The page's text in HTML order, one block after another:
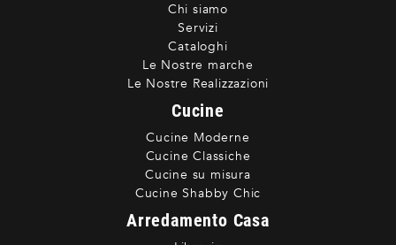
Chi siamo
Servizi
Cataloghi
Le Nostre marche
Le Nostre Realizzazioni
Cucine
Cucine Moderne
Cucine Classiche
Cucine su misura
Cucine Shabby Chic
Arredamento Casa